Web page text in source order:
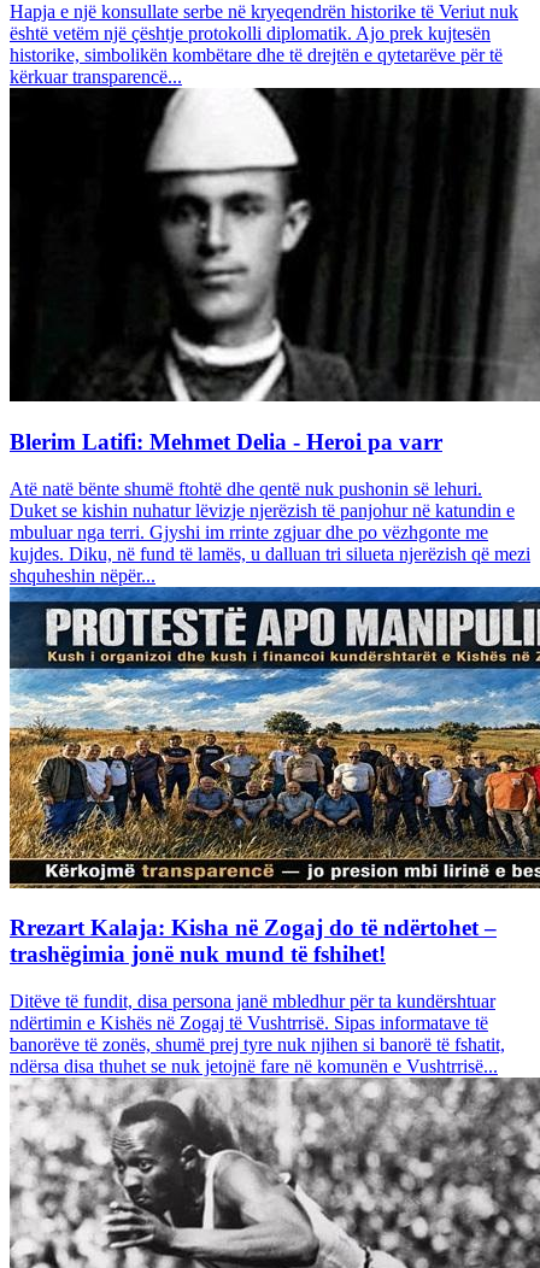
Hapja e një konsullate serbe në kryeqendrën historike të Veriut nuk
është vetëm një çështje protokolli diplomatik. Ajo prek kujtesën
historike, simbolikën kombëtare dhe të drejtën e qytetarëve për të
kërkuar transparencë...
Blerim Latifi: Mehmet Delia - Heroi pa varr
Atë natë bënte shumë ftohtë dhe qentë nuk pushonin së lehuri.
Duket se kishin nuhatur lëvizje njerëzish të panjohur në katundin e
mbuluar nga terri. Gjyshi im rrinte zgjuar dhe po vëzhgonte me
kujdes. Diku, në fund të lamës, u dalluan tri silueta njerëzish që mezi
shquheshin nëpër...
Rrezart Kalaja: Kisha në Zogaj do të ndërtohet –
trashëgimia jonë nuk mund të fshihet!
Ditëve të fundit, disa persona janë mbledhur për ta kundërshtuar
ndërtimin e Kishës në Zogaj të Vushtrrisë. Sipas informatave të
banorëve të zonës, shumë prej tyre nuk njihen si banorë të fshatit,
ndërsa disa thuhet se nuk jetojnë fare në komunën e Vushtrrisë...